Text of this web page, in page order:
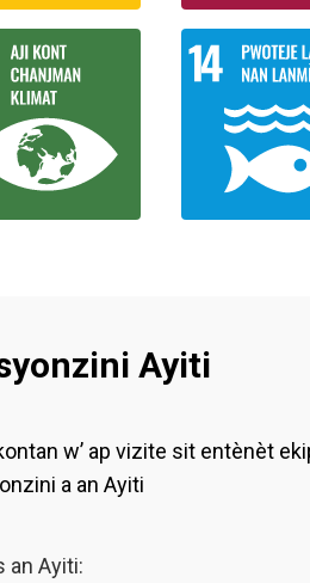
Ayiti
w’ ap vizite sit entènèt
a an Ayiti
an Ayiti: